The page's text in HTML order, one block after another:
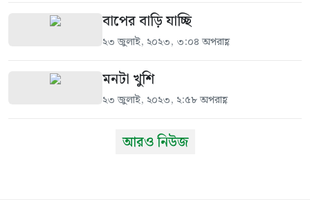
বাপের বাড়ি যাচ্ছি
২৩ জুলাই, ২০২৩, ৩:০৪ অপরাহ্ণ
মনটা খুশি
২৩ জুলাই, ২০২৩, ২:৫৮ অপরাহ্ণ
আরও নিউজ